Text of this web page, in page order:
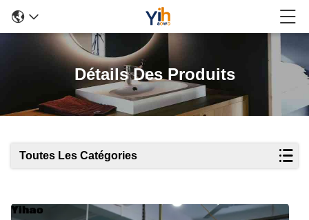
Détails Des Produits
Toutes Les Catégories